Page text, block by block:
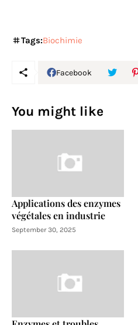
Tags:Biochimie
Facebook
You might like
Applications des enzymes
végétales en industrie
September 30, 2025